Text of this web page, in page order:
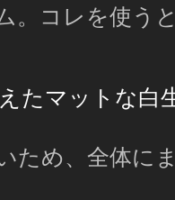
。コレを使う
たマットな白
ため、全体に